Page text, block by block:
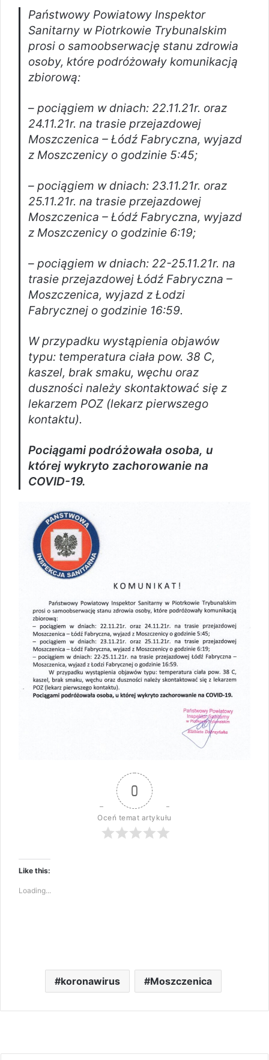
Państwowy Powiatowy Inspektor
Sanitarny w Piotrkowie Trybunalskim
prosi o samoobserwację stanu zdrowia
osoby, które podróżowały komunikacją
zbiorową:
– pociągiem w dniach: 22.11.21r. oraz
24.11.21r. na trasie przejazdowej
Moszczenica – Łódź Fabryczna, wyjazd
z Moszczenicy o godzinie 5:45;
– pociągiem w dniach: 23.11.21r. oraz
25.11.21r. na trasie przejazdowej
Moszczenica – Łódź Fabryczna, wyjazd
z Moszczenicy o godzinie 6:19;
– pociągiem w dniach: 22-25.11.21r. na
trasie przejazdowej Łódź Fabryczna –
Moszczenica, wyjazd z Łodzi
Fabrycznej o godzinie 16:59.
W przypadku wystąpienia objawów
typu: temperatura ciała pow. 38 C,
kaszel, brak smaku, węchu oraz
duszności należy skontaktować się z
lekarzem POZ (lekarz pierwszego
kontaktu).
Pociągami podróżowała osoba, u
której wykryto zachorowanie na
COVID-19.
0
Oceń temat artykułu
Like this:
Loading...
koronawirus Moszczenica